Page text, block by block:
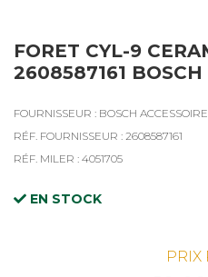
FORET CYL-9
2608587161 BOSCH
FOURNISSEUR : BOSCH
RÉF. FOURNISSEUR : 2608587161
RÉF. MILER : 4051705
EN STOCK
PRIX